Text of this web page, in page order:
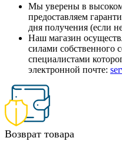
Мы уверены в
предоставляем
дня получения (если
Наш магазин
силами собственного
специалистами
электронной почте:
Возврат товара